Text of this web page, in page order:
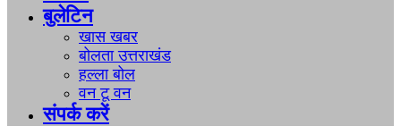
बुलेटिन
खास खबर
बोलता उत्तराखंड
हल्ला बोल
वन टू वन
संपर्क करें